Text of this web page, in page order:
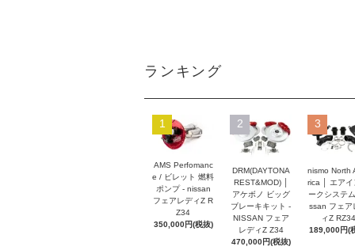
ランキング
1
AMS Perfomanc
e / ビレット 燃料
ポンプ - nissan
フェアレディZ R
Z34
350,000円(税抜)
2
DRM(DAYTONA
REST&MOD) │
アケボノ ビッグ
ブレーキキット -
NISSAN フェア
レディZ Z34
470,000円(税抜)
3
nismo North
rica │ エアイ
ークシステ
ssan フェア
ィZ RZ34
189,000円(